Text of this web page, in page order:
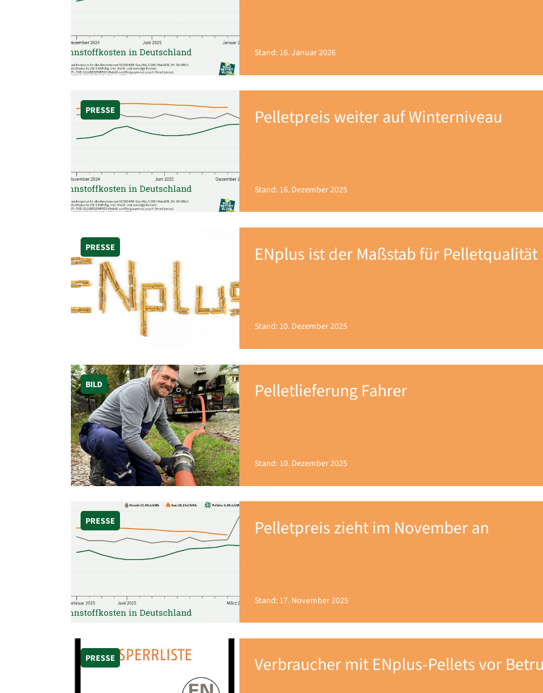
Stand: 16. Januar 2026
PRESSE Pelletpreis weiter auf Winterniveau
Stand: 16. Dezember 2025
PRESSE ENplus ist der Maßstab für Pelletqualität
Stand: 10. Dezember 2025
BILD Pelletlieferung Fahrer
Stand: 10. Dezember 2025
PRESSE Pelletpreis zieht im November an
Stand: 17. November 2025
PRESSE Verbraucher mit ENplus-Pellets vor